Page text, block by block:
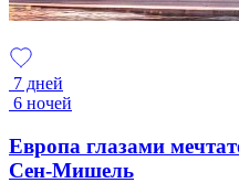
7 дней
6 ночей
Европа глазами
Сен-Мишель